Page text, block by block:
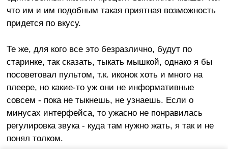
что им и им подобным такая приятная возможность
придется по вкусу.
Те же, для кого все это безразлично, будут по
старинке, так сказать, тыкать мышкой, однако я бы
посоветовал пультом, т.к. иконок хоть и много на
плеере, но какие-то уж они не информативные
совсем - пока не тыкнешь, не узнаешь. Если о
минусах интерфейса, то ужасно не понравилась
регулировка звука - куда там нужно жать, я так и не
понял толком.